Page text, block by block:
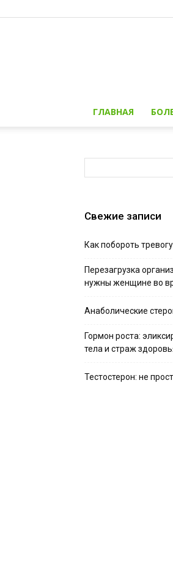
ГЛАВНАЯ
Свежие записи
Как побороть
Перезагрузка
нужны женщине во
Анаболические
Гормон роста:
тела и страж
Тестостерон: не